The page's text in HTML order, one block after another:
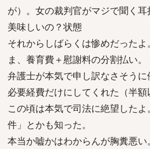
が）。女の裁判官がマジで聞く
美味しいの？状態
それからしばらくは惨めだった
ま、養育費＋慰謝料の分割払い。
弁護士が本気で申し訳なさそう
必要経費だけにしてくれた（半額
この頃は本気で司法に絶望した
件」とかも知った。
本当か嘘かはわからんが胸糞悪